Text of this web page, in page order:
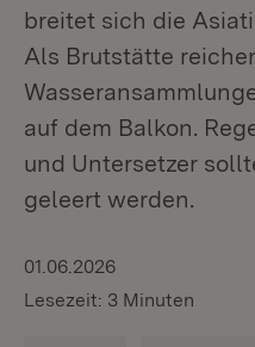
breitet sich die
Als Brutstätte
auf dem Balkon.
und Untersetzer
geleert werden.
01.06.2026
Lesezeit: 3 Minuten